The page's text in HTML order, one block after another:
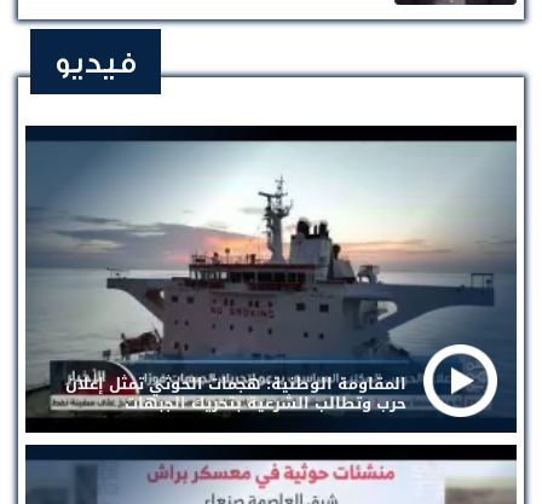
فيديو
المقاومة الوطنية: هجمات الحوثي تمثل إعلان
حرب وتطالب الشرعية بتحريك الجبهات